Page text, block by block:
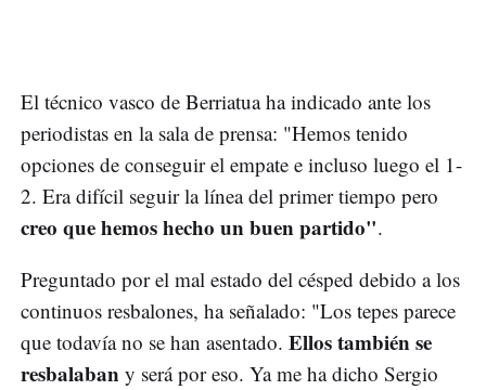
El técnico vasco de Berriatua ha indicado ante los
periodistas en la sala de prensa: "Hemos tenido
opciones de conseguir el empate e incluso luego el 1-
2. Era difícil seguir la línea del primer tiempo pero
creo que hemos hecho un buen partido".
Preguntado por el mal estado del césped debido a los
continuos resbalones, ha señalado: "Los tepes parece
que todavía no se han asentado. Ellos también se
resbalaban y será por eso. Ya me ha dicho Sergio